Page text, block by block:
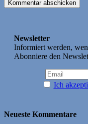
Newsletter
Informiert werden,
Abonniere den
Ich
Neueste Kommentare